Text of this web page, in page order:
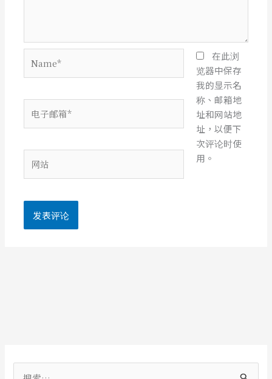
子
箱
站
在此浏
览器中保存
我的显示名
称、邮箱地
址和网站地
址，以便下
次评论时使
用。